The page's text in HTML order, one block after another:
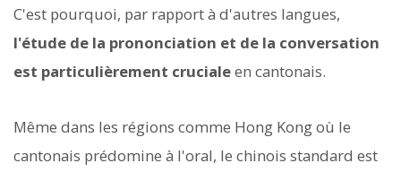
C'est pourquoi, par rapport à d'autres langues,
l'étude de la prononciation et de la conversation
est particulièrement crucialeen cantonais.
Même dans les régions comme Hong Kong où le
cantonais prédomine à l'oral, le chinois standard est